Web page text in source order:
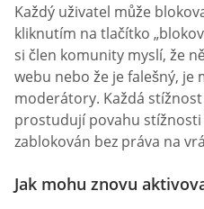
Každý uživatel může
kliknutím na tlačítko
si člen komunity myslí, že
webu nebo že je falešný,
moderátory. Každá
prostudují povahu
zablokován bez práva na
Jak mohu znovu